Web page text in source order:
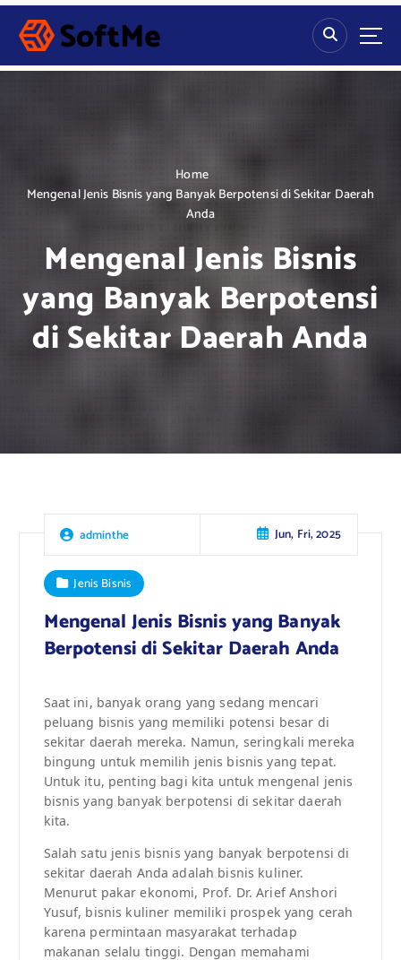
S
p
Home
Mengenal Jenis Bisnis yang Banyak Berpotensi di Sekitar Daerah
Anda
Mengenal Jenis Bisnis
yang Banyak Berpotensi
di Sekitar Daerah Anda
adminthe Jun, Fri, 2025
Jenis Bisnis
Mengenal Jenis Bisnis yang Banyak
Berpotensi di Sekitar Daerah Anda
Saat ini, banyak orang yang sedang mencari
peluang bisnis yang memiliki potensi besar di
sekitar daerah mereka. Namun, seringkali mereka
bingung untuk memilih jenis bisnis yang tepat.
Untuk itu, penting bagi kita untuk mengenal jenis
bisnis yang banyak berpotensi di sekitar daerah
kita.
Salah satu jenis bisnis yang banyak berpotensi di
sekitar daerah Anda adalah bisnis kuliner.
Menurut pakar ekonomi, Prof. Dr. Arief Anshori
Yusuf, bisnis kuliner memiliki prospek yang cerah
karena permintaan masyarakat terhadap
makanan selalu tinggi. Dengan memahami